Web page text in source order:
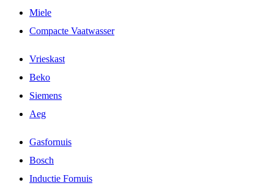
Miele
Compacte Vaatwasser
Vrieskast
Beko
Siemens
Aeg
Gasfornuis
Bosch
Inductie Fornuis